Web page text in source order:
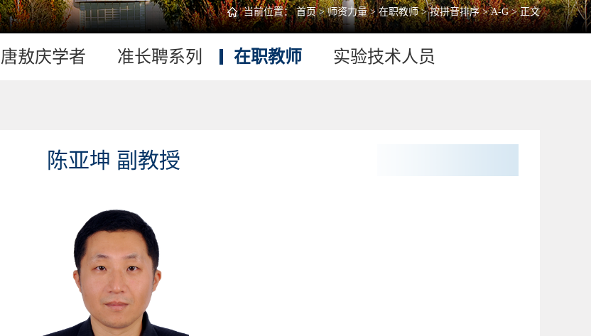
当前位置：首页>师资力量>在职教师>按拼音排序>A-G> 正文
唐敖庆学者 准长聘系列 在职教师 实验技术人员
陈亚坤 副教授